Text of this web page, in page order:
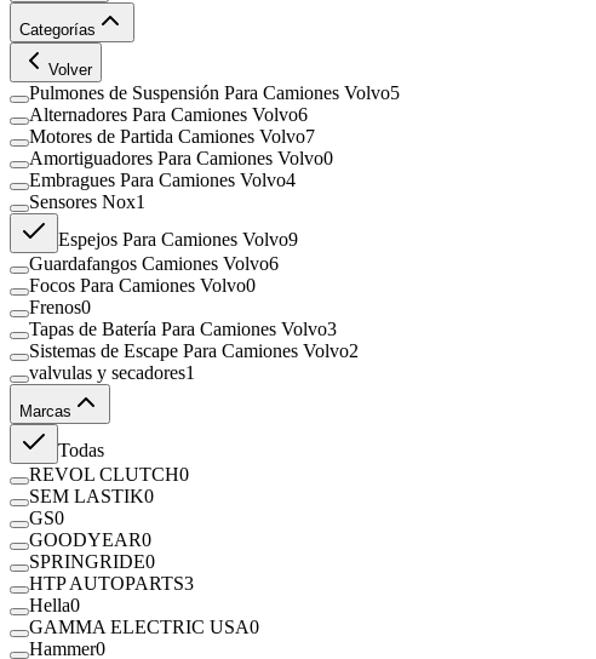
Categorías
Volver
Pulmones de Suspensión Para Camiones Volvo5
Alternadores Para Camiones Volvo6
Motores de Partida Camiones Volvo7
Amortiguadores Para Camiones Volvo0
Embragues Para Camiones Volvo4
Sensores Nox1
Espejos Para Camiones Volvo9
Guardafangos Camiones Volvo6
Focos Para Camiones Volvo0
Frenos0
Tapas de Batería Para Camiones Volvo3
Sistemas de Escape Para Camiones Volvo2
valvulas y secadores1
Marcas
Todas
REVOL CLUTCH0
SEM LASTIK0
GS0
GOODYEAR0
SPRINGRIDE0
HTP AUTOPARTS3
Hella0
GAMMA ELECTRIC USA0
Hammer0